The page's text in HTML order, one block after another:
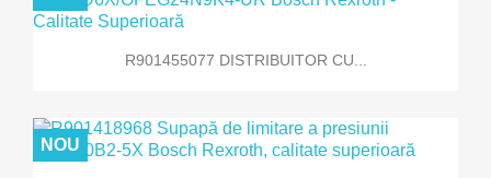
R901455077 DISTRIBUITOR CU...
NOU